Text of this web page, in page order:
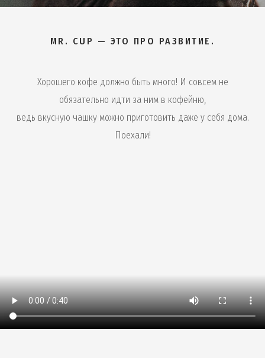
MR. CUP — ЭТО ПРО РАЗВИТИЕ.
Хорошего кофе должно быть много! И совсем не
обязательно идти за ним в кофейню,
ведь вкусную чашку можно приготовить даже у себя дома.
Поехали!